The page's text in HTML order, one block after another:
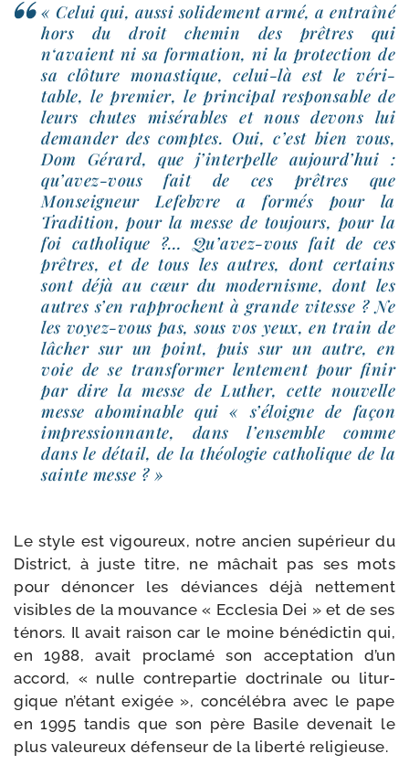
« Celui qui, aus­si soli­de­ment armé, a entraî­né
hors du droit che­min des prêtres qui
n‘avaient ni sa for­ma­tion, ni la pro­tec­tion de
sa clô­ture monas­tique, celui-​là est le véri­
table, le pre­mier, le prin­ci­pal res­pon­sable de
leurs chutes misé­rables et nous devons lui
deman­der des comptes. Oui, c’est bien vous,
Dom Gérard, que j’interpelle aujourd’hui :
qu’avez-vous fait de ces prêtres que
Monseigneur Lefebvre a for­més pour la
Tradition, pour la messe de tou­jours, pour la
foi catho­lique ?… Qu’avez-vous fait de ces
prêtres, et de tous les autres, dont cer­tains
sont déjà au cœur du moder­nisme, dont les
autres s’en rap­prochent à grande vitesse ? Ne
les voyez-​vous pas, sous vos yeux, en train de
lâcher sur un point, puis sur un autre, en
voie de se trans­for­mer len­te­ment pour finir
par dire la messe de Luther, cette nou­velle
messe abo­mi­nable qui « s’éloigne de façon
impres­sion­nante, dans l’ensemble comme
dans le détail, de la théo­lo­gie catho­lique de la
sainte messe ? »
Le style est vigou­reux, notre ancien supé­rieur du
District, à juste titre, ne mâchait pas ses mots
pour dénon­cer les déviances déjà net­te­ment
visibles de la mou­vance « Ecclesia Dei » et de ses
ténors. Il avait rai­son car le moine béné­dic­tin qui,
en 1988, avait pro­cla­mé son accep­ta­tion d’un
accord, « nulle contre­par­tie doc­tri­nale ou litur­
gique n’étant exi­gée », concé­lé­bra avec le pape
en 1995 tan­dis que son père Basile deve­nait le
plus valeu­reux défen­seur de la liber­té religieuse.